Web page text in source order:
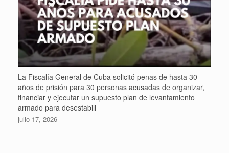
La Fiscalía General de Cuba solicitó penas de hasta 30
años de prisión para 30 personas acusadas de organizar,
financiar y ejecutar un supuesto plan de levantamiento
armado para desestabili
julio 17, 2026